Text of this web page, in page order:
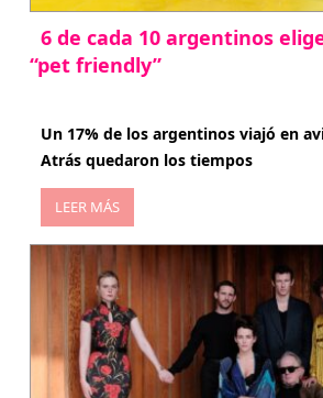
6 de cada 10 argentinos
“pet friendly”
Un 17% de los argentinos viajó en
Atrás quedaron los tiempos
LEER MÁS